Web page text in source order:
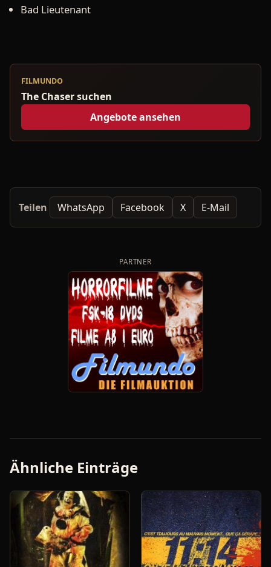
Bad Lieutenant
FILMUNDO
The Chaser suchen
Angebote ansehen
Teilen WhatsApp Facebook X E-Mail
PARTNER
Ähnliche Einträge